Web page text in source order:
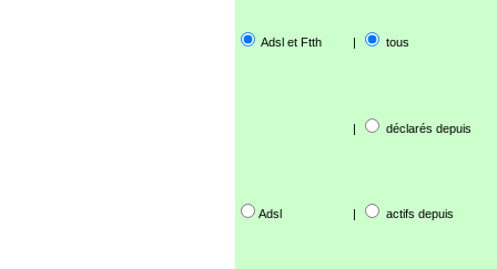
Adsl et Ftth | tous
| déclarés depuis
Adsl | actifs depuis